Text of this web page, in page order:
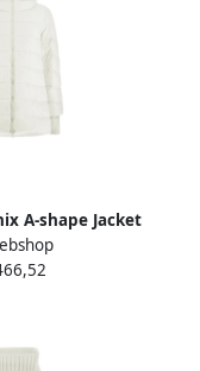
A-shape Jacket
Dames